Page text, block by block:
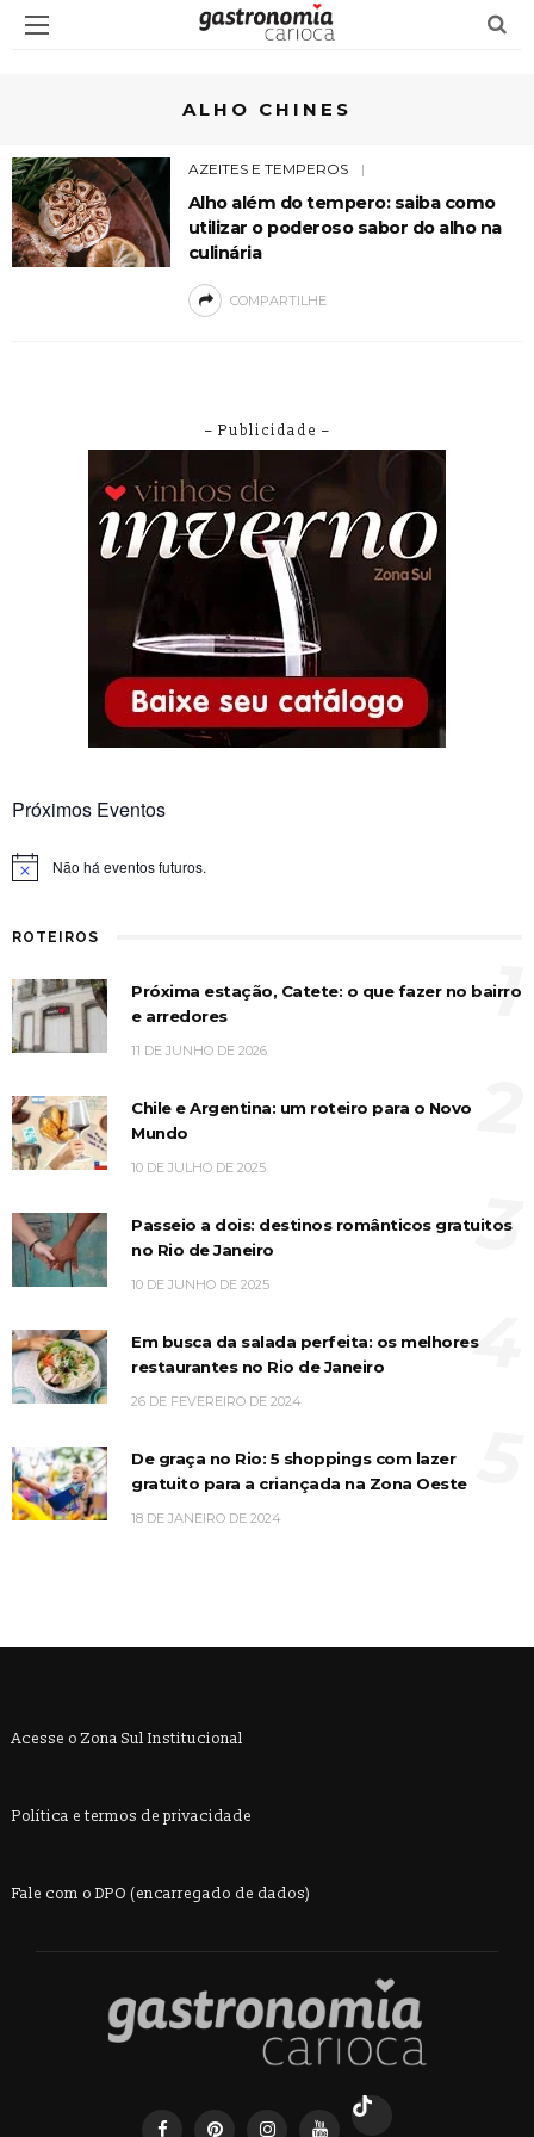
ALHO CHINES
AZEITES E TEMPEROS
Alho além do tempero: saiba como
utilizar o poderoso sabor do alho na
culinária
COMPARTILHE
– Publicidade –
Próximos Eventos
Notice Não há eventos futuros.
ROTEIROS
Próxima estação, Catete: o que fazer no bairro
e arredores
11 DE JUNHO DE 2026
1
Chile e Argentina: um roteiro para o Novo
Mundo
10 DE JULHO DE 2025
Passeio a dois: destinos românticos gratuitos
no Rio de Janeiro
10 DE JUNHO DE 2025
3
Em busca da salada perfeita: os melhores
restaurantes no Rio de Janeiro
26 DE FEVEREIRO DE 2024
4
De graça no Rio: 5 shoppings com lazer
gratuito para a criançada na Zona Oeste
18 DE JANEIRO DE 2024
Acesse o Zona Sul Institucional
Política e termos de privacidade
Fale com o DPO (encarregado de dados)